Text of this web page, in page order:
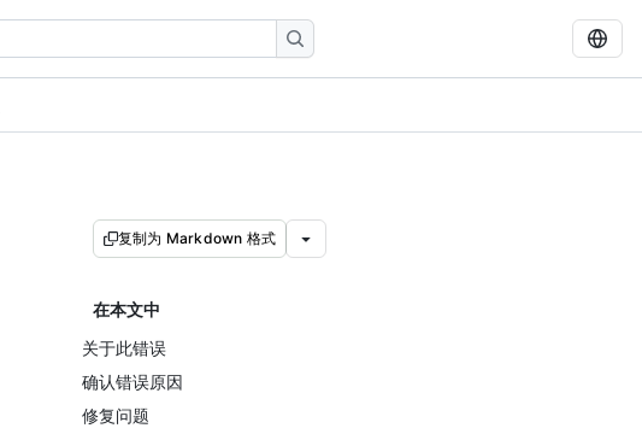
复制为 Markdown 格式
在本文中
关于此错误
确认错误原因
修复问题